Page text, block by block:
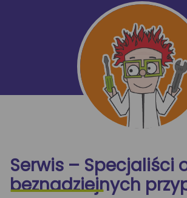
Serwis – Specjaliści
beznadziejnych